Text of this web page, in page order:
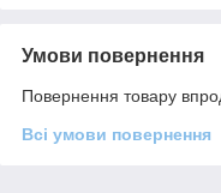
Умови повернення
Повернення товару
Всі умови повернення